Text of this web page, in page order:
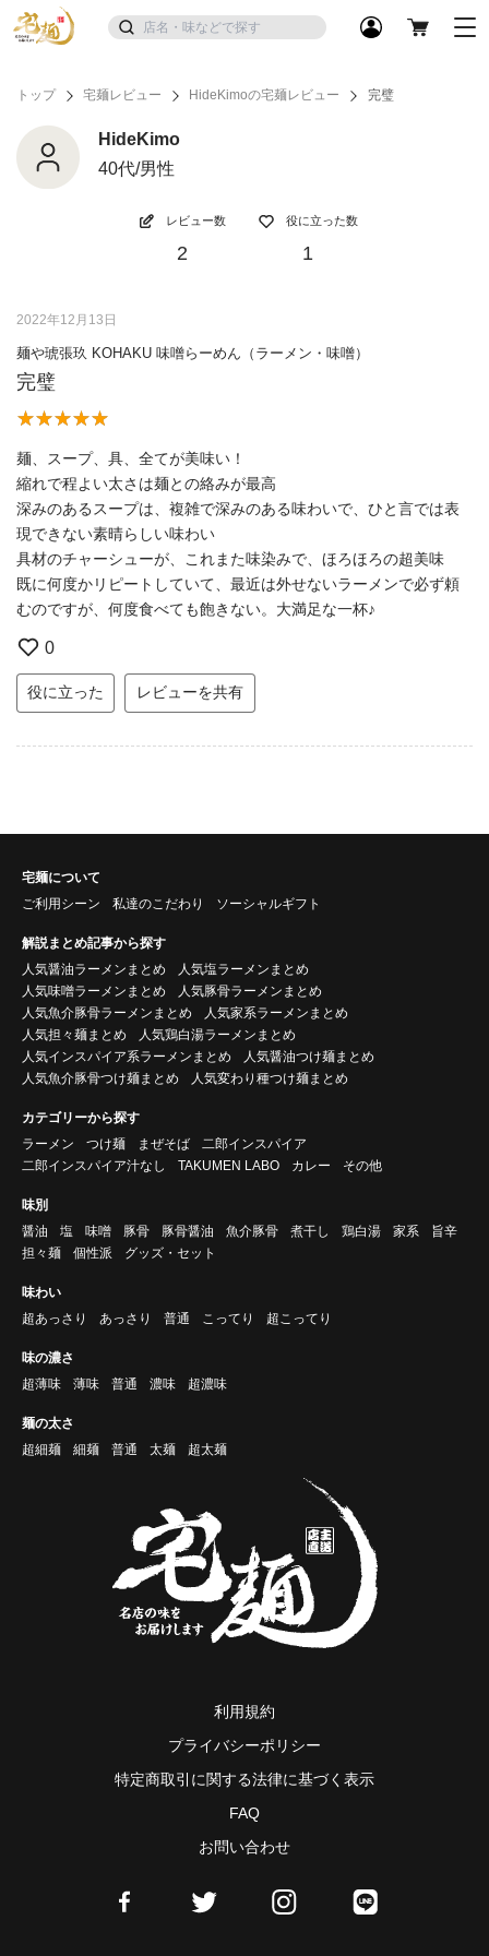
トップ 宅麺レビュー HideKimoの宅麺レビュー 完璧
HideKimo
40代/男性
レビュー数
2
役に立った数
1
2022年12月13日
麺や琥張玖 KOHAKU 味噌らーめん（ラーメン・味噌）
完璧
麺、スープ、具、全てが美味い！
縮れで程よい太さは麺との絡みが最高
深みのあるスープは、複雑で深みのある味わいで、ひと言では表
現できない素晴らしい味わい
具材のチャーシューが、これまた味染みで、ほろほろの超美味
既に何度かリピートしていて、最近は外せないラーメンで必ず頼
むのですが、何度食べても飽きない。大満足な一杯♪
0
役に立った レビューを共有
宅麺について
ご利用シーン
私達のこだわり ソーシャルギフト
解説まとめ記事から探す
人気醤油ラーメンまとめ
人気塩ラーメンまとめ
人気味噌ラーメンまとめ
人気豚骨ラーメンまとめ
人気魚介豚骨ラーメンまとめ
人気家系ラーメンまとめ
人気担々麺まとめ
人気鶏白湯ラーメンまとめ
人気インスパイア系ラーメンまとめ
人気醤油つけ麺まとめ
人気魚介豚骨つけ麺まとめ
人気変わり種つけ麺まとめ
カテゴリーから探す
ラーメン
つけ麺 まぜそば
二郎インスパイア
二郎インスパイア汁なし
TAKUMEN LABO カレー その他
味別
醤油
塩 味噌 豚骨 豚骨醤油 魚介豚骨 煮干し 鶏白湯 家系
旨辛
担々麺
個性派 グッズ・セット
味わい
超あっさり
あっさり 普通 こってり 超こってり
味の濃さ
超薄味
薄味 普通 濃味 超濃味
麺の太さ
超細麺
細麺 普通 太麺 超太麺
利用規約
プライバシーポリシー
特定商取引に関する法律に基づく表示
FAQ
お問い合わせ